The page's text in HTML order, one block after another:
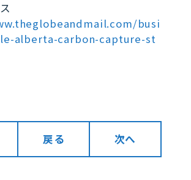
busi
alberta-carbon-capture-st
戻る 次へ